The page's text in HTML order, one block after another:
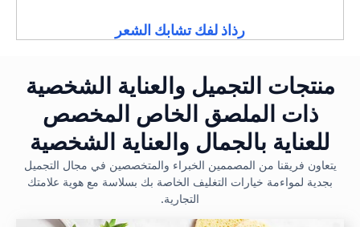
رذاذ لفك تشابك الشعر
منتجات التجميل والعناية الشخصية
ذات الملصق الخاص المخصص
للعناية بالجمال والعناية الشخصية
يتعاون فريقنا من المصممين الخبراء والمتخصصين في مجال التجميل
بجدية لمواءمة خيارات التغليف الخاصة بك بسلاسة مع هوية علامتك
التجارية.